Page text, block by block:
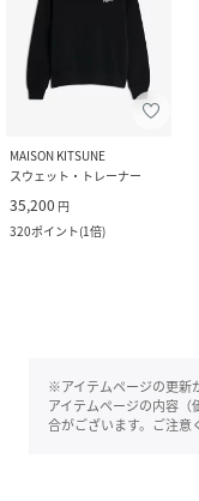
MAISON KITSUNE
スウェット・トレーナー
35,200 円
320ポイント(1倍)
※アイテムページの更新
アイテムページの内容
合がございます。ご注意